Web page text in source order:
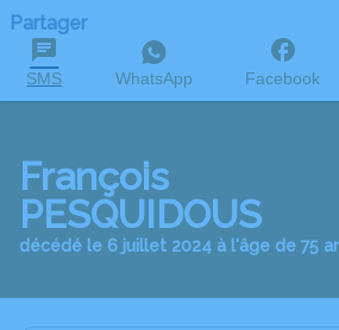
Partager
SMS WhatsApp Facebook
François
PESQUIDOUS
décédé le 6 juillet 2024 à l'âge de 75